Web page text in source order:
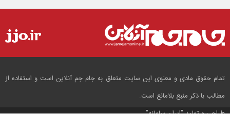
تمام حقوق مادی و معنوی این سایت متعلق به جام جم آنلاین است و استفاده از
مطالب با ذکر منبع بلامانع است.